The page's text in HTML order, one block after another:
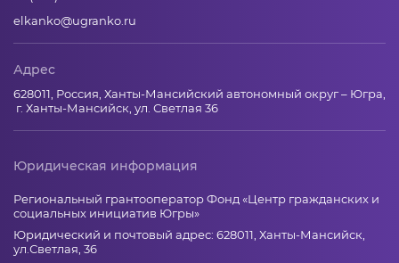
elkanko@ugranko.ru
Адрес
628011, Россия, Ханты-Мансийский автономный округ – Югра,
г. Ханты-Мансийск, ул. Светлая 36
Юридическая информация
Региональный грантооператор Фонд «Центр гражданских и
социальных инициатив Югры»
Юридический и почтовый адрес: 628011, Ханты-Мансийск,
ул.Светлая, 36